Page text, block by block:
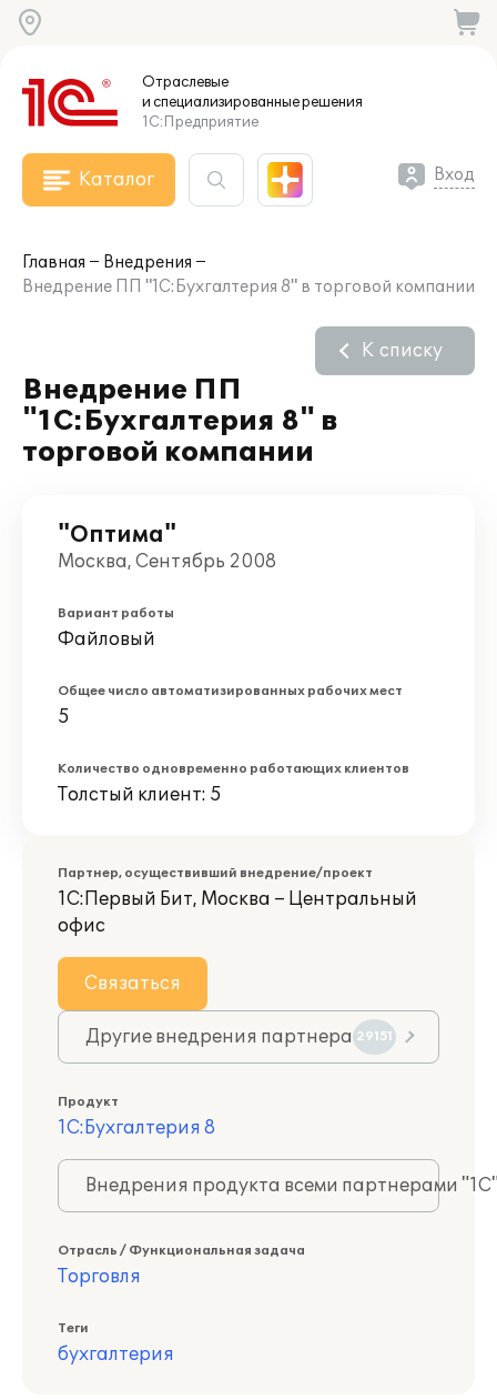
Отраслевые
и специализированныерешения
1С:Предприятие
Каталог Вход
Главная
Внедрения
Внедрение ПП "1С:Бухгалтерия 8" в торговой компании
Внедрение ПП
"1С:Бухгалтерия 8" в
торговой компании
К списку
"Оптима"
Москва, Сентябрь 2008
Вариант работы
Файловый
Общее число автоматизированных рабочих мест
5
Количество одновременно работающих клиентов
Толстый клиент: 5
Партнер, осуществивший внедрение/проект
1С:Первый Бит, Москва – Центральный
офис
Связаться
Другие внедрения партнера 29151
Продукт
1С:Бухгалтерия 8
Внедрения продукта всеми партнерами
Отрасль / Функциональная задача
Торговля
Теги
бухгалтерия